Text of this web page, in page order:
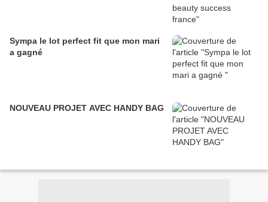
Sympa le lot perfect fit que mon mari
a gagné
NOUVEAU PROJET AVEC HANDY BAG